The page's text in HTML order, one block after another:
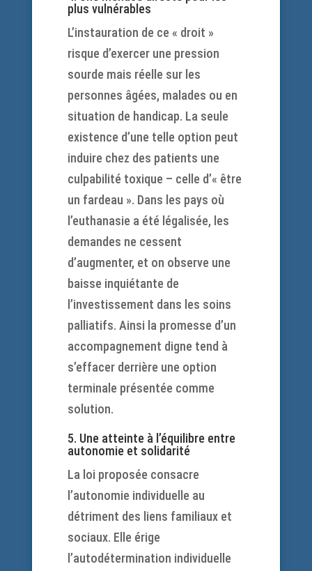
plus vulnérables
L’instauration de ce « droit »
risque d’exercer une pression
sourde mais réelle sur les
personnes âgées, malades ou en
situation de handicap. La seule
existence d’une telle option peut
induire chez des patients une
culpabilité toxique – celle d’« être
un fardeau ». Dans les pays où
l’euthanasie a été légalisée, les
demandes ne cessent
d’augmenter, et on observe une
baisse inquiétante de
l’investissement dans les soins
palliatifs. Ainsi la promesse d’un
accompagnement digne tend à
s’effacer derrière une option
terminale présentée comme
solution.
5. Une atteinte à l’équilibre entre
autonomie et solidarité
La loi proposée consacre
l’autonomie individuelle au
détriment des liens familiaux et
sociaux. Elle érige
l’autodétermination individuelle